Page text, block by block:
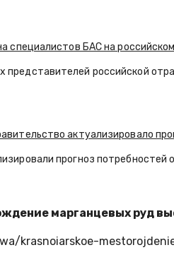
специалистов БАС на
представителей российской
актуализировало
прогноз
марганцевых руд
krasnoiarskoe-